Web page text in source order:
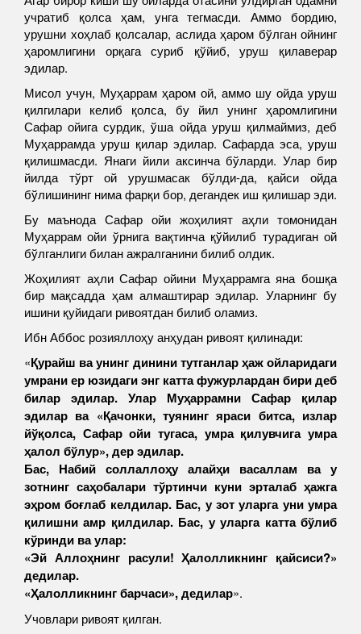
учратиб қолса ҳам, унга тегмасди. Аммо бордию,
урушни хоҳлаб қолсалар, аслида ҳаром бўлган ойнинг
ҳаромлигини орқага суриб қўйиб, уруш қилаверар
эдилар.
Мисол учун, Муҳаррам ҳаром ой, аммо шу ойда уруш
қилгилари келиб қолса, бу йил унинг ҳаромлигини
Сафар ойига сурдик, ўша ойда уруш қилмаймиз, деб
Муҳаррамда уруш қилар эдилар. Сафарда эса, уруш
қилишмасди. Янаги йили аксинча бўларди. Улар бир
йилда тўрт ой урушмасак бўлди-да, қайси ойда
бўлишининг нима фарқи бор, дегандек иш қилишар эди.
Бу маънода Сафар ойи жоҳилият аҳли томонидан
Муҳаррам ойи ўрнига вақтинча қўйилиб турадиган ой
бўлганлиги билан ажралганини билиб олдик.
Жоҳилият аҳли Сафар ойини Муҳаррамга яна бошқа
бир мақсадда ҳам алмаштирар эдилар. Уларнинг бу
ишини қуйидаги ривоятдан билиб оламиз.
Ибн Аббос розияллоҳу анҳудан ривоят қилинади:
«Қурайш ва унинг динини тутганлар ҳаж ойларидаги
умрани ер юзидаги энг катта фужурлардан бири деб
билар эдилар. Улар Муҳаррамни Сафар қилар
эдилар ва «Қачонки, туянинг яраси битса, излар
йўқолса, Сафар ойи тугаса, умра қилувчига умра
ҳалол бўлур», дер эдилар.
Бас, Набий соллаллоҳу алайҳи васаллам ва у
зотнинг саҳобалари тўртинчи куни эрталаб ҳажга
эҳром боғлаб келдилар. Бас, у зот уларга уни умра
қилишни амр қилдилар. Бас, у уларга катта бўлиб
кўринди ва улар:
«Эй Аллоҳнинг расули! Ҳалолликнинг қайсиси?»
дедилар.
«Ҳалолликнинг барчаси», дедилар».
Учовлари ривоят қилган.